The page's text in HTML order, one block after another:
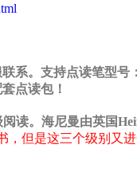
系。支持点读笔型号
点读包！
读。海尼曼由英国
，但是这三个级别又